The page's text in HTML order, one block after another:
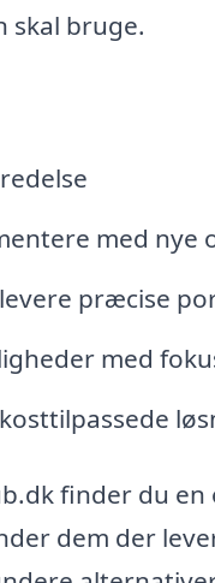
skal bruge.
med
præcise
med
finder du
dem der